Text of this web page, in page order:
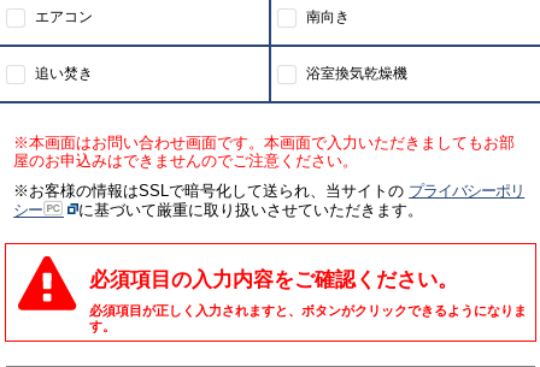
エアコン 南向き
追い焚き 浴室換気乾燥機
※本画面はお問い合わせ画面です。本画面で入力いただきましてもお部
屋のお申込みはできませんのでご注意ください。
※お客様の情報はSSLで暗号化して送られ、当サイトの プライバシーポリ
シー
に基づいて厳重に取り扱いさせていただきます。
必須項目の入力内容をご確認ください。
必須項目が正しく入力されますと、ボタンがクリックできるようになりま
す。